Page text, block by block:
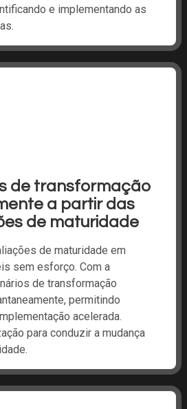
e implementando as
de transformação
a partir das
de maturidade
de maturidade em
sem esforço. Com a
de transformação
permitindo
acelerada.
para conduzir a mudança